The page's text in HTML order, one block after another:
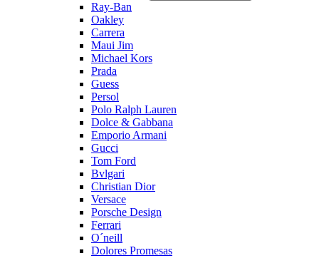
Ray-Ban
Oakley
Carrera
Maui Jim
Michael Kors
Prada
Guess
Persol
Polo Ralph Lauren
Dolce & Gabbana
Emporio Armani
Gucci
Tom Ford
Bvlgari
Christian Dior
Versace
Porsche Design
Ferrari
O´neill
Dolores Promesas